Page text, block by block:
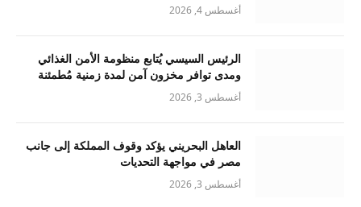
أغسطس 4, 2026
الرئيس السيسي يُتابع منظومة الأمن الغذائي
ومدى توافر مخزون آمن لمدة زمنية مُطمئنة
أغسطس 3, 2026
العاهل البحريني يؤكد وقوف المملكة إلى جانب
مصر في مواجهة التحديات
أغسطس 3, 2026